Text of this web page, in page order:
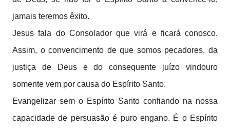
jamais teremos êxito.
Jesus fala do Consolador que virá e ficará conosco.
Assim, o convencimento de que somos pecadores, da
justiça de Deus e do consequente juízo vindouro
somente vem por causa do Espírito Santo.
Evangelizar sem o Espírito Santo confiando na nossa
capacidade de persuasão é puro engano. É o Espírito